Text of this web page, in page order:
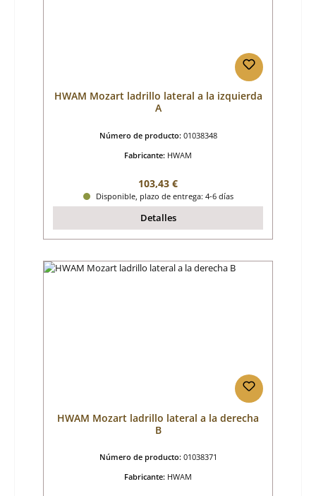
HWAM Mozart ladrillo lateral a la izquierda
A
Número de producto: 01038348
Fabricante: HWAM
Precio normal:
103,43 €
Disponible, plazo de entrega: 4-6 días
Detalles
HWAM Mozart ladrillo lateral a la derecha
B
Número de producto: 01038371
Fabricante: HWAM